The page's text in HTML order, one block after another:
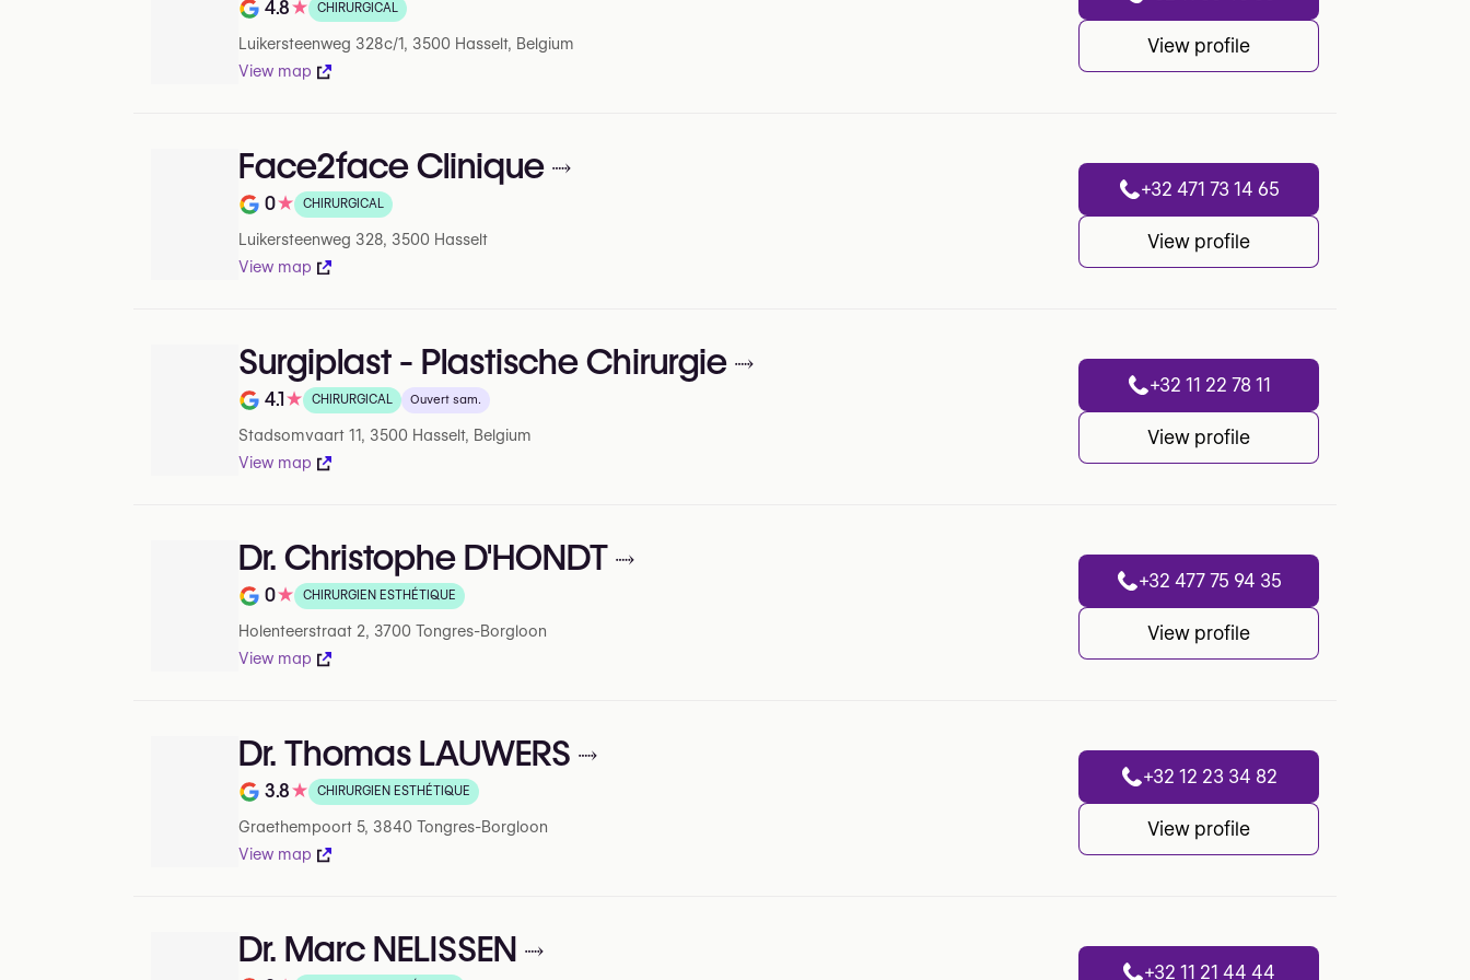
Note de 4.8 sur 5 sur Google
4.8★ CHIRURGICAL
Luikersteenweg 328c/1, 3500 Hasselt, Belgium
View map
View profile
Face2face Clinique
Note de 0 sur 5 sur Google
0★ CHIRURGICAL
Luikersteenweg 328, 3500 Hasselt
View map
+32 471 73 14 65
View profile
Surgiplast - Plastische Chirurgie
Note de 4.1 sur 5 sur Google
4.1 ★ CHIRURGICAL Ouvert sam.
Stadsomvaart 11, 3500 Hasselt, Belgium
View map
+32 11 22 78 11
View profile
Dr. Christophe D'HONDT
Note de 0 sur 5 sur Google
0★ CHIRURGIEN ESTHÉTIQUE
Holenteerstraat 2, 3700 Tongres-Borgloon
View map
+32 477 75 94 35
View profile
Dr. Thomas LAUWERS
Note de 3.8 sur 5 sur Google
3.8★ CHIRURGIEN ESTHÉTIQUE
Graethempoort 5, 3840 Tongres-Borgloon
View map
+32 12 23 34 82
View profile
Dr. Marc NELISSEN
+32 11 21 44 44